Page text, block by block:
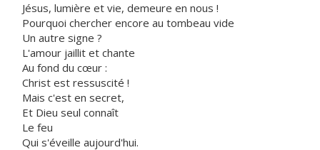
Jésus, lumière et vie, demeure en nous !
Pourquoi chercher encore au tombeau vide
Un autre signe ?
L'amour jaillit et chante
Au fond du cœur :
Christ est ressuscité !
Mais c'est en secret,
Et Dieu seul connaît
Le feu
Qui s'éveille aujourd'hui.